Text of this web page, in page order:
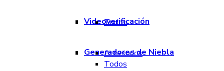
Videoverificación
Todos
Generadores de Niebla
Accesorios
Todos